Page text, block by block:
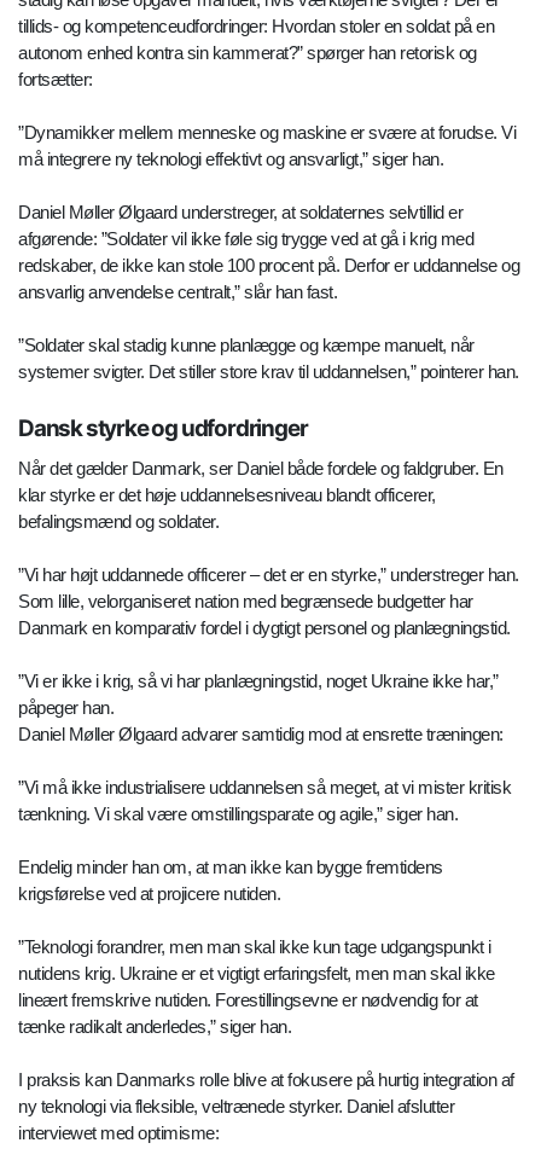
tillids- og kompetenceudfordringer: Hvordan stoler en soldat på en
autonom enhed kontra sin kammerat?” spørger han retorisk og
fortsætter:
”Dynamikker mellem menneske og maskine er svære at forudse. Vi
må integrere ny teknologi effektivt og ansvarligt,” siger han.
Daniel Møller Ølgaard understreger, at soldaternes selvtillid er
afgørende: ”Soldater vil ikke føle sig trygge ved at gå i krig med
redskaber, de ikke kan stole 100 procent på. Derfor er uddannelse og
ansvarlig anvendelse centralt,” slår han fast.
”Soldater skal stadig kunne planlægge og kæmpe manuelt, når
systemer svigter. Det stiller store krav til uddannelsen,” pointerer han.
Dansk styrke og udfordringer
Når det gælder Danmark, ser Daniel både fordele og faldgruber. En
klar styrke er det høje uddannelsesniveau blandt officerer,
befalingsmænd og soldater.
”Vi har højt uddannede officerer – det er en styrke,” understreger han.
Som lille, velorganiseret nation med begrænsede budgetter har
Danmark en komparativ fordel i dygtigt personel og planlægningstid.
”Vi er ikke i krig, så vi har planlægningstid, noget Ukraine ikke har,”
påpeger han.
Daniel Møller Ølgaard advarer samtidig mod at ensrette træningen:
”Vi må ikke industrialisere uddannelsen så meget, at vi mister kritisk
tænkning. Vi skal være omstillingsparate og agile,” siger han.
Endelig minder han om, at man ikke kan bygge fremtidens
krigsførelse ved at projicere nutiden.
”Teknologi forandrer, men man skal ikke kun tage udgangspunkt i
nutidens krig. Ukraine er et vigtigt erfaringsfelt, men man skal ikke
lineært fremskrive nutiden. Forestillingsevne er nødvendig for at
tænke radikalt anderledes,” siger han.
I praksis kan Danmarks rolle blive at fokusere på hurtig integration af
ny teknologi via fleksible, veltrænede styrker. Daniel afslutter
interviewet med optimisme: